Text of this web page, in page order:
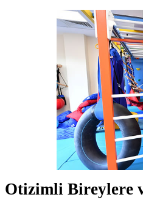
Otizimli Bireylere